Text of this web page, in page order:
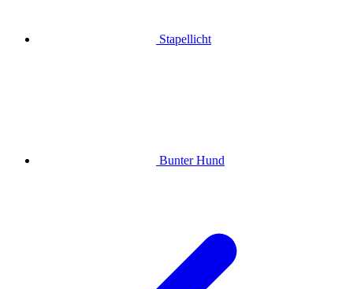
Stapellicht
Bunter Hund